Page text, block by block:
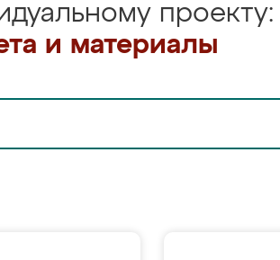
проекту:
и материалы